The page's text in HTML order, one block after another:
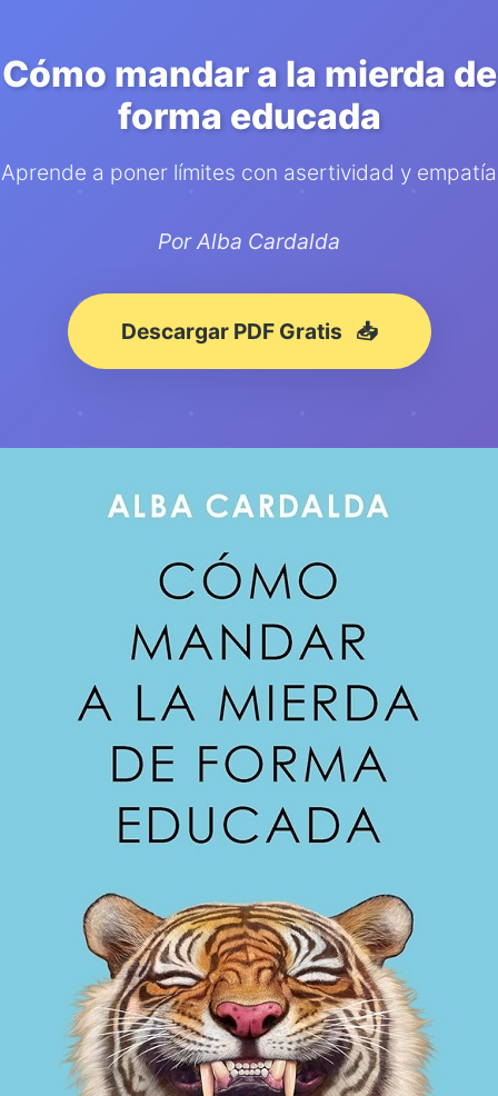
Cómo mandar a la mierda de
forma educada
Aprende a poner límites con asertividad y empatía
Por Alba Cardalda
Descargar PDF Gratis 📥